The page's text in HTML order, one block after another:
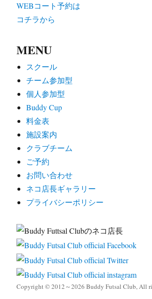
WEBコート予約は
コチラから
MENU
スクール
チーム参加型
個人参加型
Buddy Cup
料金表
施設案内
クラブチーム
ご予約
お問い合わせ
ネコ店長ギャラリー
プライバシーポリシー
Copyright © 2012～2026 Buddy Futsal Club, All